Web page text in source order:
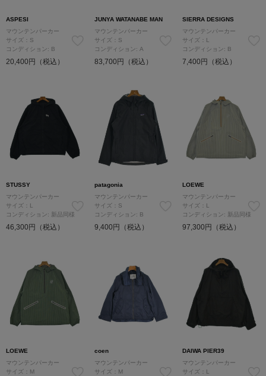
ASPESI
マウンテンパーカー
サイズ：S
コンディション: B
20,400円（税込）
JUNYA WATANABE MAN
マウンテンパーカー
サイズ：S
コンディション: A
83,700円（税込）
SIERRA DESIGNS
マウンテンパーカー
サイズ：L
コンディション: B
7,400円（税込）
STUSSY
マウンテンパーカー
サイズ：L
コンディション: 新品同様
46,300円（税込）
patagonia
マウンテンパーカー
サイズ：S
コンディション: B
9,400円（税込）
LOEWE
マウンテンパーカー
サイズ：L
コンディション: 新品同様
97,300円（税込）
LOEWE
マウンテンパーカー
サイズ：M
coen
マウンテンパーカー
サイズ：M
DAIWA PIER39
マウンテンパーカー
サイズ：L